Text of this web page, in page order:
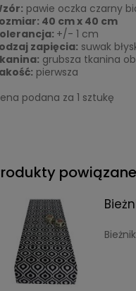
pawie oczka czarny
40 cm x 40 cm
+/- 1 cm
zapięcia: suwak
grubsza tkanina
pierwsza
podana za 1 sztukę
powiązane